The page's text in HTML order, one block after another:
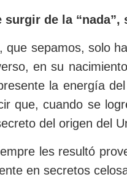
de la “nada”,
que sepamos, solo
en su
la energía
que, cuando se
del origen del
les resultó
en secretos